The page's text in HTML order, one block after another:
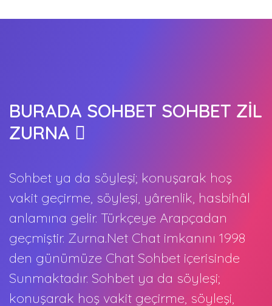
BURADA SOHBET SOHBET ZİL
ZURNA
Sohbet ya da söyleşi; konuşarak hoş
vakit geçirme, söyleşi, yârenlik, hasbihâl
anlamına gelir. Türkçeye Arapçadan
geçmiştir. Zurna.Net Chat imkanını 1998
den günümüze Chat Sohbet içerisinde
Sunmaktadır. Sohbet ya da söyleşi;
konuşarak hoş vakit geçirme, söyleşi,